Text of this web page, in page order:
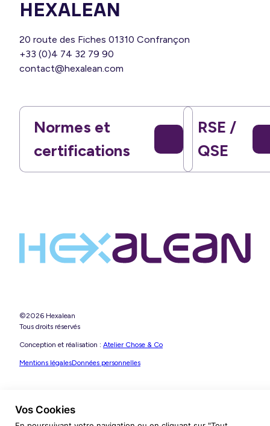
HEXALEAN
20 route des Fiches 01310 Confrançon
+33 (0)4 74 32 79 90
contact@hexalean.com
Normes et
certifications
RSE /
QSE
©2026 Hexalean
Tous droits réservés
Conception et réalisation : Atelier Chose & Co
Mentions légalesDonnées personnelles
Vos Cookies